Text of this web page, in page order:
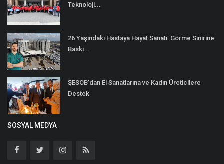
Teknoloji...
26 Yaşındaki Hastaya Hayat Sanatı: Görme Sinirine
Baskı...
ŞESOB’dan El Sanatlarına ve Kadın Üreticilere
Destek
SOSYAL MEDYA